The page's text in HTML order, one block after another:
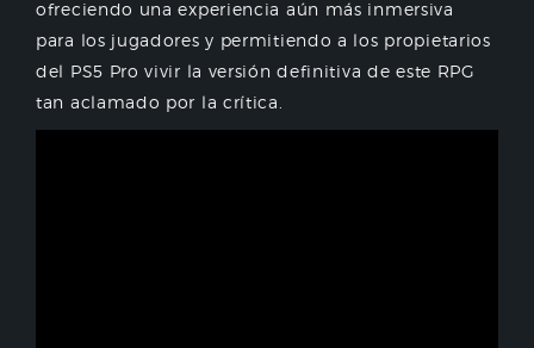
ofreciendo una experiencia aún más inmersiva
para los jugadores y permitiendo a los propietarios
del PS5 Pro vivir la versión definitiva de este RPG
tan aclamado por la crítica.